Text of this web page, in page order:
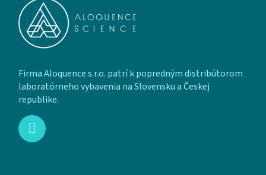
Firma Aloquence s.r.o. patrí k popredným distribútorom
laboratórneho vybavenia na Slovensku a Českej
republike.